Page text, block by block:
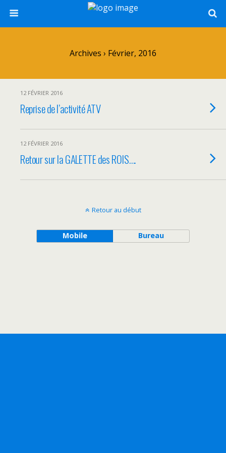
Archives › Février, 2016
12 FÉVRIER 2016
Reprise de l’activité ATV
12 FÉVRIER 2016
Retour sur la GALETTE des ROIS….
Retour au début
Mobile Bureau